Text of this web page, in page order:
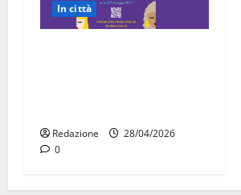
In città
Redazione
28/04/2026
0